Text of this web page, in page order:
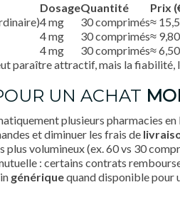
DosageQuantité Prix
4 mg 30 comprimés≈
4 mg 30 comprimés≈
4 mg 30 comprimés≈
paraître attractif, mais la
UN ACHAT
plusieurs pharmacies en
et diminuer les frais de
plus volumineux (ex. 60 vs 30
: certains contrats
génériquequand disponible pour